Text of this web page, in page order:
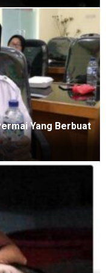
Yang Berbuat